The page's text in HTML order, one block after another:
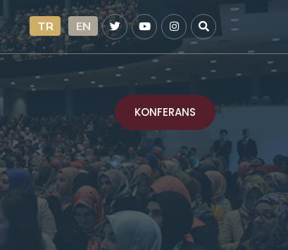
TR EN
KONFERANS